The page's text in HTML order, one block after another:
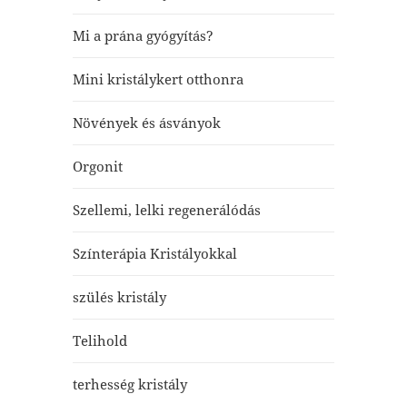
Mi a prána gyógyítás?
Mini kristálykert otthonra
Növények és ásványok
Orgonit
Szellemi, lelki regenerálódás
Színterápia Kristályokkal
szülés kristály
Telihold
terhesség kristály